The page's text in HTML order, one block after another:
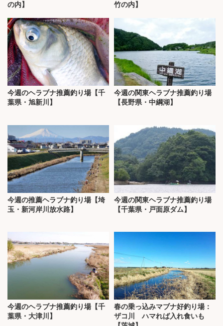
の内】 竹の内】
今週のヘラブナ推薦釣り場【千
葉県・旭新川】
今週の関東ヘラブナ推薦釣り場
【長野県・中綱湖】
今週の推薦ヘラブナ釣り場【埼
玉・新河岸川放水路】
今週の関東ヘラブナ推薦釣り場
【千葉県・戸面原ダム】
今週のヘラブナ推薦釣り場【千
葉県・大津川】
春の乗っ込みマブナ好釣り場：
ザコ川 ハマれば入れ食いも